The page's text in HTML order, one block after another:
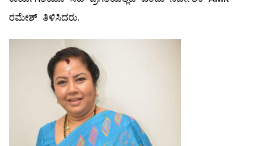
ರಮೇಶ್ ತಿಳಿಸಿದರು.